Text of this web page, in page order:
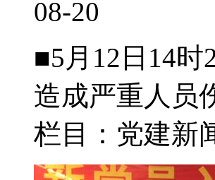
08-20
■5月12日14
造成严重人员
栏目：党建